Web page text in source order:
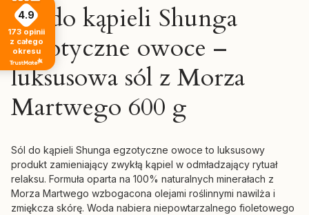
Sól do kąpieli Shunga
egzotyczne owoce –
luksusowa sól z Morza
Martwego 600 g
Sól do kąpieli Shunga egzotyczne owoce to luksusowy
produkt zamieniający zwykłą kąpiel w odmładzający rytuał
relaksu. Formuła oparta na 100% naturalnych minerałach z
Morza Martwego wzbogacona olejami roślinnymi nawilża i
zmiękcza skórę. Woda nabiera niepowtarzalnego fioletowego
4.9
173 opinii
z całego
okresu